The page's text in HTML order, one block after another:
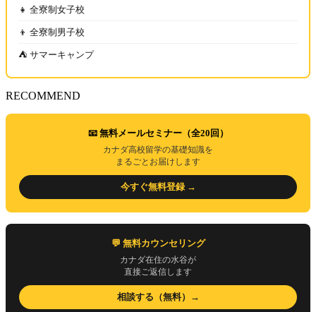
👧 全寮制女子校
👦 全寮制男子校
⛺ サマーキャンプ
RECOMMEND
📧 無料メールセミナー（全20回）
カナダ高校留学の基礎知識を
まるごとお届けします
今すぐ無料登録 →
💬 無料カウンセリング
カナダ在住の水谷が
直接ご返信します
相談する（無料）→